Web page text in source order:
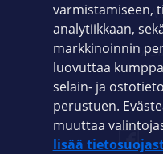
varmistamiseen,
analytiikkaan,
markkinoinnin
luovuttaa
selain- ja
perustuen.
muuttaa
lisää